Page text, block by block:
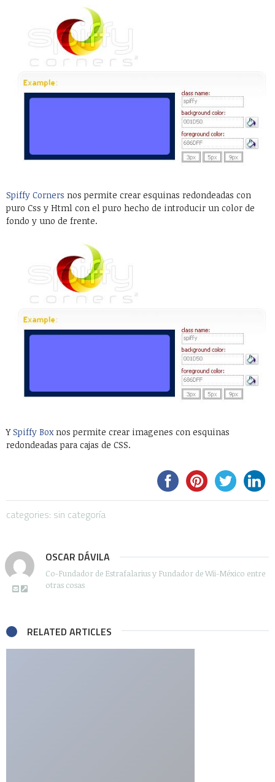
Spiffy Corners nos permite crear esquinas redondeadas con
puro Css y Html con el puro hecho de introducir un color de
fondo y uno de frente.
YSpiffy Boxnos permite crear imagenes con esquinas
redondeadas para cajas de CSS.
categories: sin categoría
OSCAR DÁVILA
Co-Fundador de Estrafalarius y Fundador de Wii-México entre
otras cosas
RELATED ARTICLES